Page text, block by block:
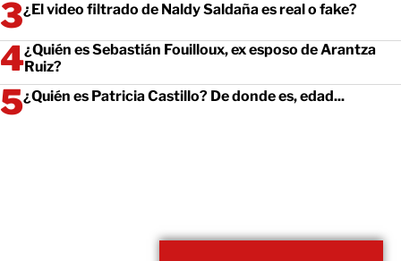
¿El video filtrado de Naldy Saldaña es real o fake?
¿Quién es Sebastián Fouilloux, ex esposo de Arantza
Ruiz?
¿Quién es Patricia Castillo? De donde es, edad...